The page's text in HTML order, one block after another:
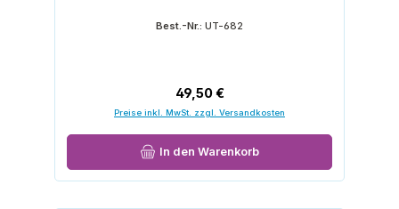
Best.-Nr.: UT-682
Regulärer Preis:
49,50 €
Preise inkl. MwSt. zzgl. Versandkosten
In den Warenkorb